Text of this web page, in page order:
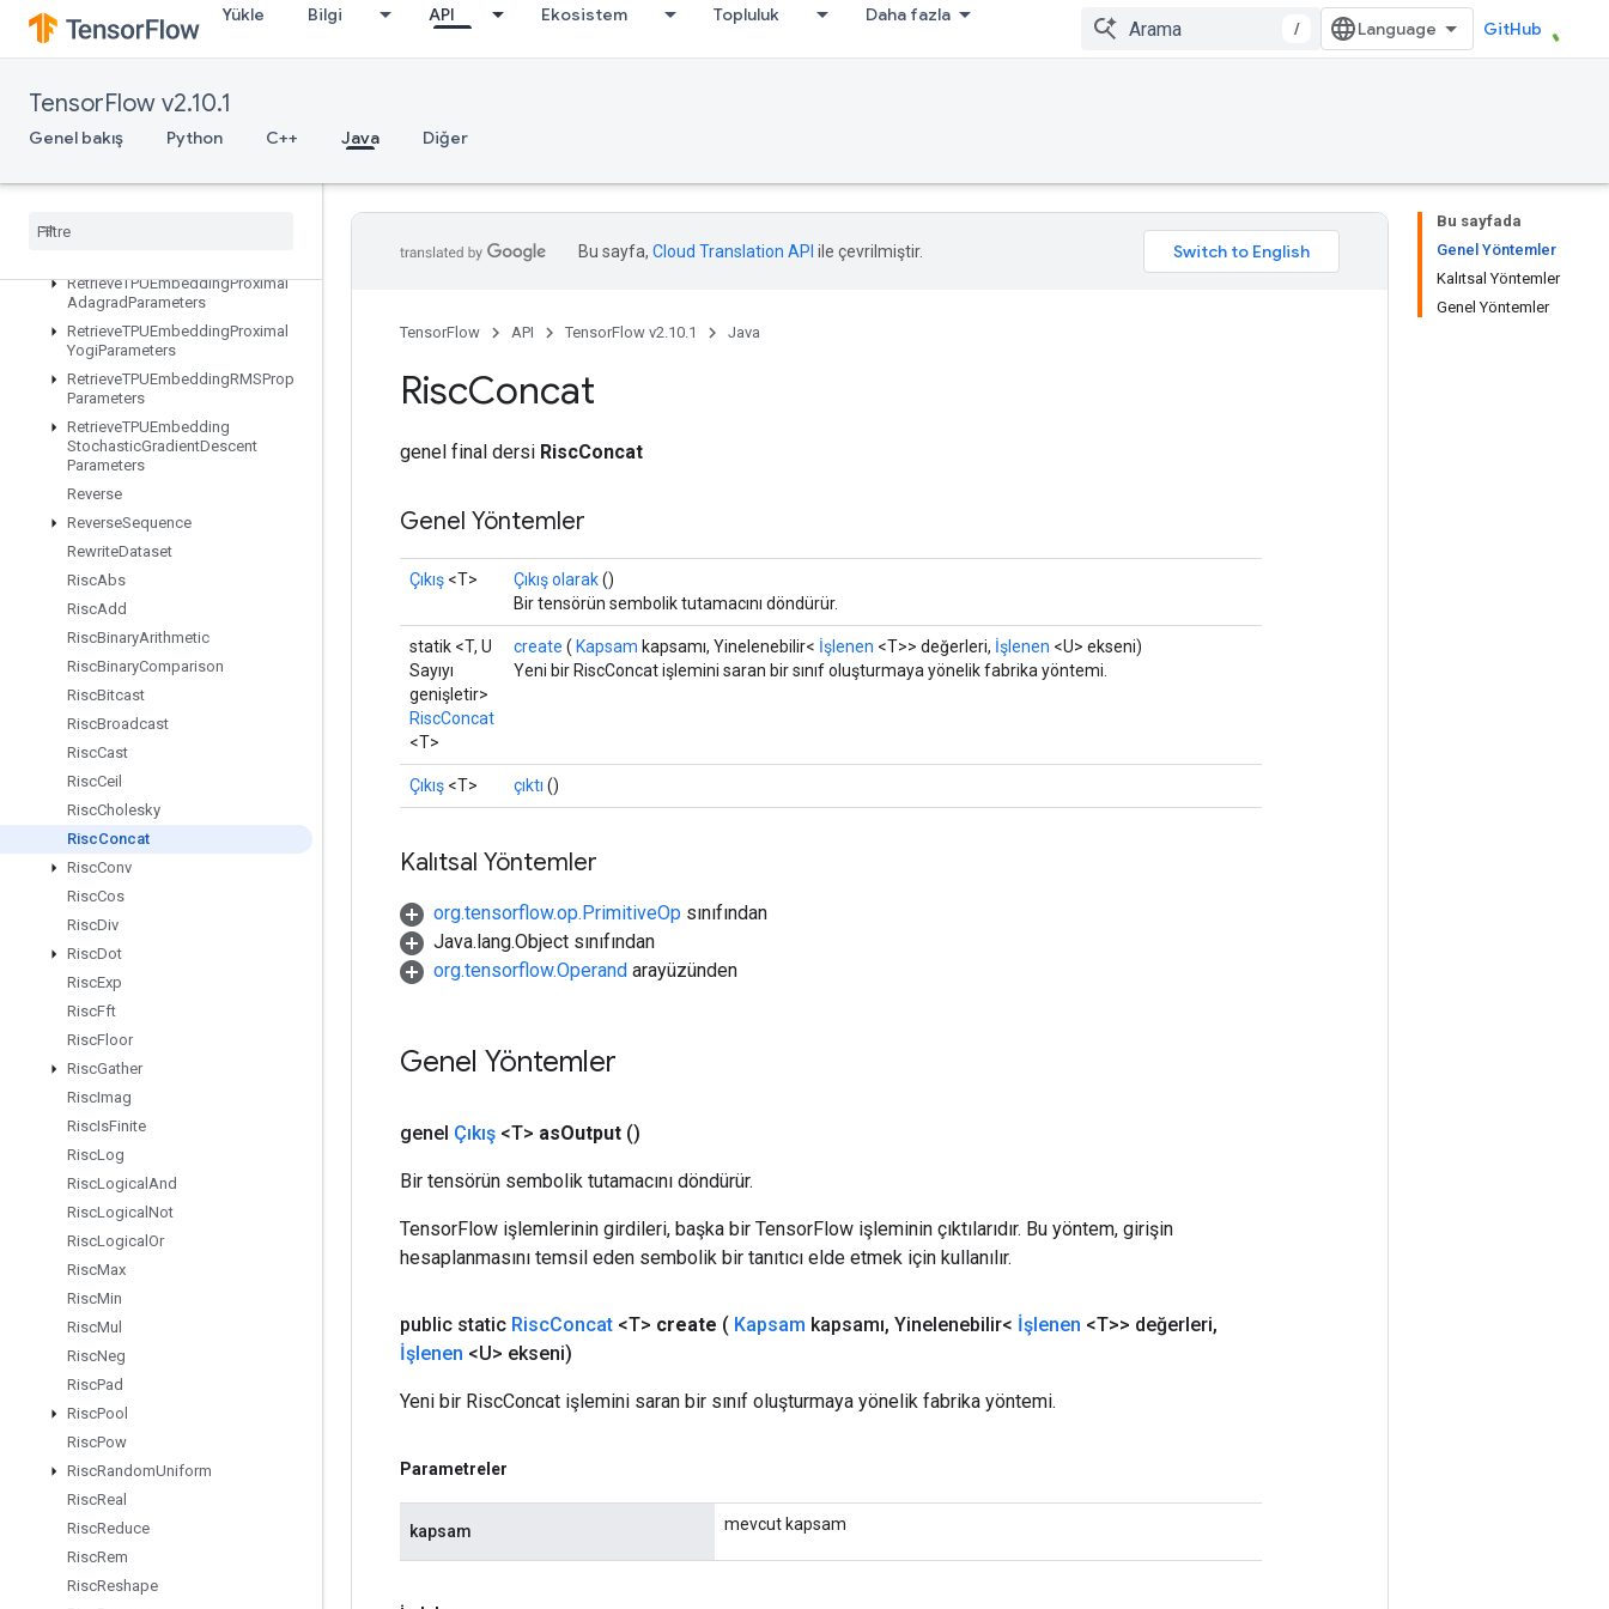
Yükle Bilgi API Ekosistem Topluluk Daha fazla
/ GitHub
TensorFlow v2.10.1
Genel bakış Python C++ Java Diğer
RetrieveTPUEmbeddingAdadeltaParameters
RetrieveTPUEmbeddingAdagradMomentumParameters
RetrieveTPUEmbeddingCenteredRMSPropParameters
RetrieveTPUEmbeddingFTRLParameters
RetrieveTPUEmbedding
Retrieve
RetrieveTPUEmbeddingProximal
AdagradParameters
RetrieveTPUEmbeddingProximal
YogiParameters
RetrieveTPUEmbeddingRMSProp
Parameters
RetrieveTPUEmbedding
StochasticGradientDescent
Parameters
Reverse
ReverseSequence
RewriteDataset
RiscAbs
RiscAdd
RiscBinaryArithmetic
RiscBinaryComparison
RiscBitcast
RiscBroadcast
RiscCast
RiscCeil
RiscCholesky
RiscConcat
RiscConv
RiscCos
RiscDiv
RiscDot
RiscExp
RiscFft
RiscFloor
RiscGather
RiscImag
RiscIsFinite
RiscLog
RiscLogical And
RiscLogical Not
RiscLogical Or
RiscMax
RiscMin
RiscMul
RiscNeg
RiscPad
RiscPool
RiscPow
RiscRandomUniform
RiscReal
RiscReduce
RiscRem
RiscReshape
Bu sayfada
Genel Yöntemler
Kalıtsal Yöntemler
Genel Yöntemler
Bu sayfa, Cloud Translation API ile çevrilmiştir.
TensorFlow API TensorFlow v2.10.1 Java
RiscConcat
genel final dersi RiscConcat
Genel Yöntemler
Çıkış <T> Çıkış olarak()
Bir tensörün sembolik tutamacını döndürür.
statik <T, U
Sayıyı
genişletir>
RiscConcat
<T>
create ( Kapsam kapsamı, Yinelenebilir< İşlenen <T>> değerleri, İşlenen <U> ekseni)
Yeni bir RiscConcat işlemini saran bir sınıf oluşturmaya yönelik fabrika yöntemi.
Çıkış <T> çıktı ()
Kalıtsal Yöntemler
org.tensorflow.op.PrimitiveOp sınıfından
Java.lang.Object sınıfından
org.tensorflow.Operand arayüzünden
Genel Yöntemler
genel Çıkış <T> asOutput ()
Bir tensörün sembolik tutamacını döndürür.
TensorFlow işlemlerinin girdileri, başka bir TensorFlow işleminin çıktılarıdır. Bu yöntem, girişin
hesaplanmasını temsil eden sembolik bir tanıtıcı elde etmek için kullanılır.
public static RiscConcat <T> create ( Kapsam kapsamı, Yinelenebilir< İşlenen <T>> değerleri,
İşlenen <U> ekseni)
Yeni bir RiscConcat işlemini saran bir sınıf oluşturmaya yönelik fabrika yöntemi.
Parametreler
kapsam mevcut kapsam